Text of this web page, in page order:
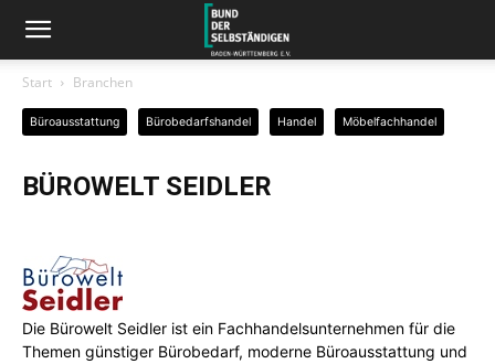
Start Branchen
Büroausstattung Bürobedarfshandel Handel Möbelfachhandel
BÜROWELT SEIDLER
Die Bürowelt Seidler ist ein Fachhandelsunternehmen für die
Themen günstiger Bürobedarf, moderne Büroausstattung und